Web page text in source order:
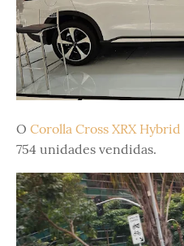
O Corolla Cross XRX Hybrid
754 unidades vendidas.